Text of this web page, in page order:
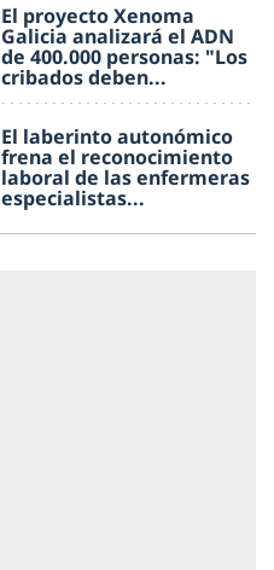
El proyecto Xenoma
Galicia analizará el ADN
de 400.000 personas: "Los
cribados deben...
El laberinto autonómico
frena el reconocimiento
laboral de las enfermeras
especialistas...